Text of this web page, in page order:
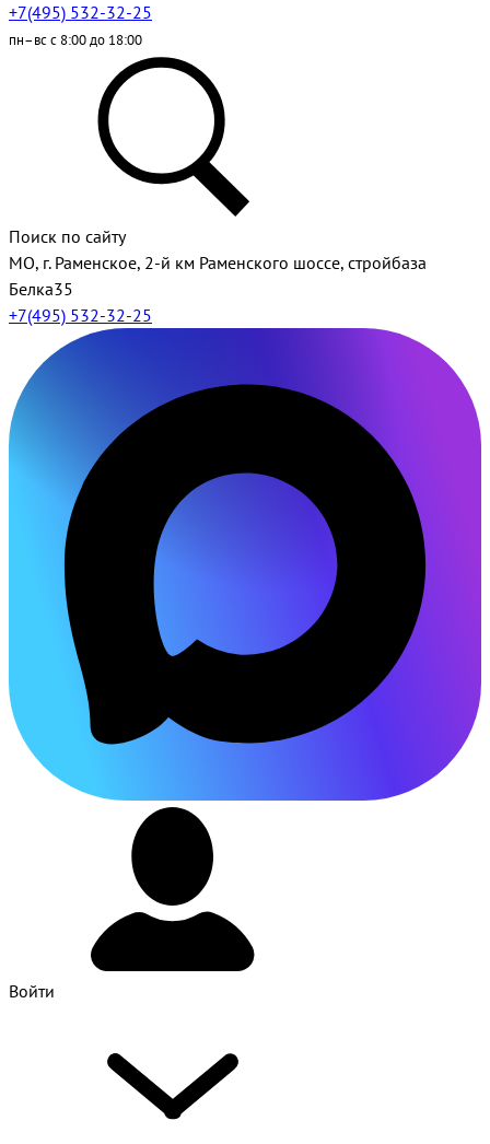
+7(495) 532-32-25
пн–вс с 8:00 до 18:00
Поиск по сайту
МО, г. Раменское, 2-й км Раменского шоссе, стройбаза
Белка35
+7(495) 532-32-25
Войти